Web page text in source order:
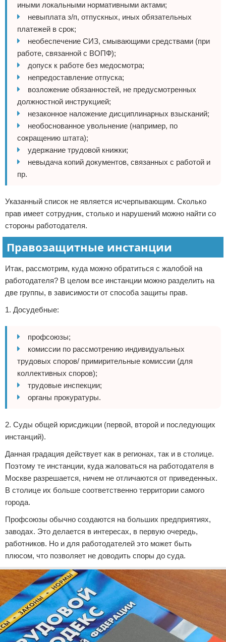
иными локальными нормативными актами;
невыплата з/п, отпускных, иных обязательных
платежей в срок;
необеспечение СИЗ, смывающими средствами (при
работе, связанной с ВОПФ);
допуск к работе без медосмотра;
непредоставление отпуска;
возложение обязанностей, не предусмотренных
должностной инструкцией;
незаконное наложение дисциплинарных взысканий;
необоснованное увольнение (например, по
сокращению штата);
удержание трудовой книжки;
невыдача копий документов, связанных с работой и
пр.
Указанный список не является исчерпывающим. Сколько
прав имеет сотрудник, столько и нарушений можно найти со
стороны работодателя.
Правозащитные инстанции
Итак, рассмотрим, куда можно обратиться с жалобой на
работодателя? В целом все инстанции можно разделить на
две группы, в зависимости от способа защиты прав.
1. Досудебные:
профсоюзы;
комиссии по рассмотрению индивидуальных
трудовых споров/ примирительные комиссии (для
коллективных споров);
трудовые инспекции;
органы прокуратуры.
2. Суды общей юрисдикции (первой, второй и последующих
инстанций).
Данная градация действует как в регионах, так и в столице.
Поэтому те инстанции, куда жаловаться на работодателя в
Москве разрешается, ничем не отличаются от приведенных.
В столице их больше соответственно территории самого
города.
Профсоюзы обычно создаются на больших предприятиях,
заводах. Это делается в интересах, в первую очередь,
работников. Но и для работодателей это может быть
плюсом, что позволяет не доводить споры до суда.